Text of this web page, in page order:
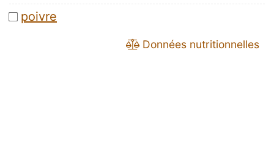
poivre
Données nutritionnelles